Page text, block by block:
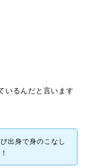
いるんだと言います
出身で身のこなし